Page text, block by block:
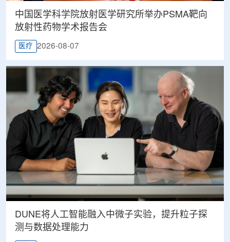
中国医学科学院放射医学研究所举办PSMA靶向
放射性药物学术报告会
医疗 2026-08-07
DUNE将人工智能融入中微子实验，提升粒子探
测与数据处理能力